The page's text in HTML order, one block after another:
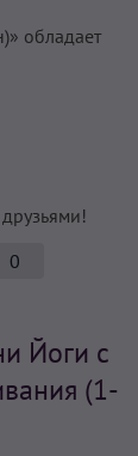
обладает
0
Йоги с
(1-